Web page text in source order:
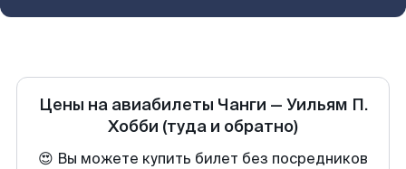
Цены на авиабилеты Чанги — Уильям П.
Хобби (туда и обратно)
😍 Вы можете купить билет без посредников